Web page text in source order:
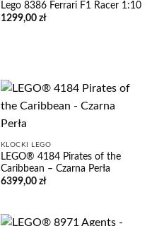
Lego 8386 Ferrari F1 Racer 1:10
1299,00 zł
KLOCKI LEGO
LEGO® 4184 Pirates of the
Caribbean – Czarna Perła
6399,00 zł